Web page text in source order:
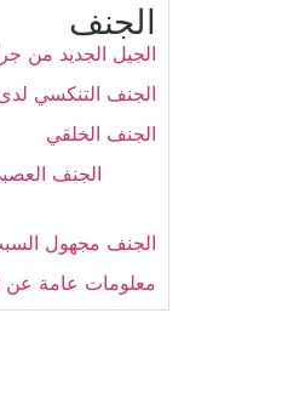
الجنف
الجيل الجديد من
الجنف التنكسي لدى
الجنف الخلقي
الجنف
الجنف مجهول
معلومات عامة عن